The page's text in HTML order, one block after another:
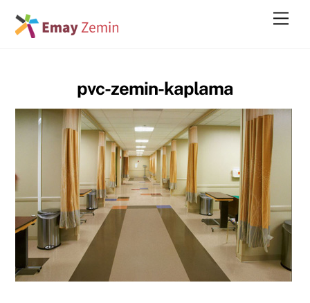
pvc-zemin-kaplama